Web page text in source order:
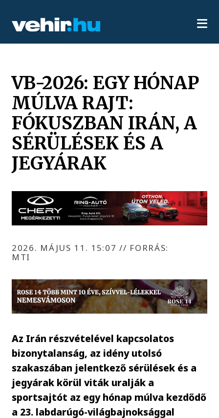
VB-2026: EGY HÓNAP
MÚLVA RAJT:
FÓKUSZBAN IRÁN, A
SÉRÜLÉSEK ÉS A
JEGYÁRAK
2026. MÁJUS 11. 15:07// FORRÁS:
MTI
Az Irán részvételével kapcsolatos
bizonytalanság, az idény utolsó
szakaszában jelentkező sérülések és a
jegyárak körül viták uralják a
sportsajtót az egy hónap múlva kezdődő
a 23. labdarúgó-világbajnoksággal